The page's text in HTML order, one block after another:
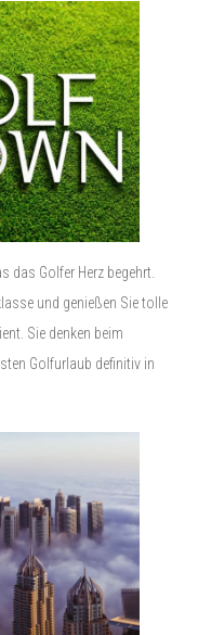
das Golfer Herz begehrt.
und genießen Sie tolle
Sie denken beim
Golfurlaub definitiv in